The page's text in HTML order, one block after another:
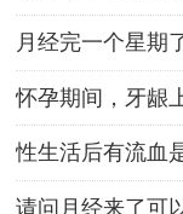
月经完一个星期
怀孕期间，牙龈
性生活后有流血
请问月经来了可